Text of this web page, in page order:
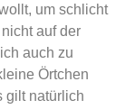
um schlicht
auf der
auch zu
Örtchen
gilt natürlich